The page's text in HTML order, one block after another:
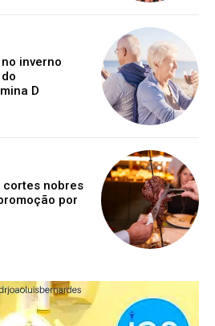
inverno
D
cortes nobres
por